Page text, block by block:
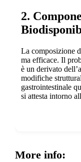
2.
La composizione
ma efficace. Il
è un derivato
modifiche
gastrointestinale
si attesta intorno
More info: